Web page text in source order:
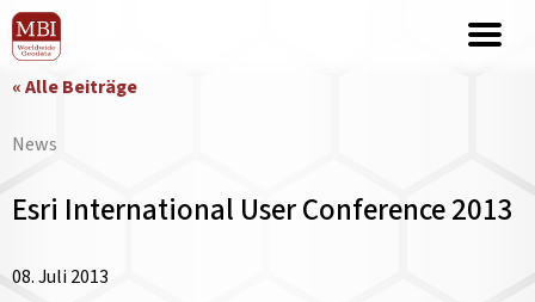
« Alle Beiträge
News
Esri International User Conference 2013
08. Juli 2013